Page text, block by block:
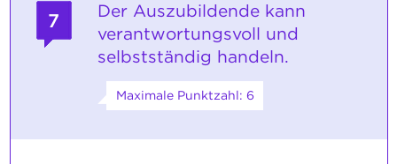
7
Der Auszubildende kann
verantwortungsvoll und
selbstständig handeln.
Maximale Punktzahl: 6